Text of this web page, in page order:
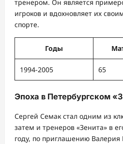
тренером. Он является
игроков и вдохновляет их
спорте.
Годы
1994-2005 65
Эпоха в Петербургском
Сергей Семак стал одним из
затем и тренеров «Зенита» в
году, по приглашению Валерия